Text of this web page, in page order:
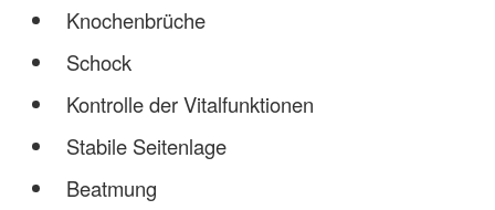
Knochenbrüche
Schock
Kontrolle der Vitalfunktionen
Stabile Seitenlage
Beatmung